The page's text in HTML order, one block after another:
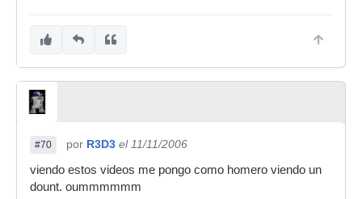
#70 por R3D3 el 11/11/2006
viendo estos videos me pongo como homero viendo un
dount. oummmmmm